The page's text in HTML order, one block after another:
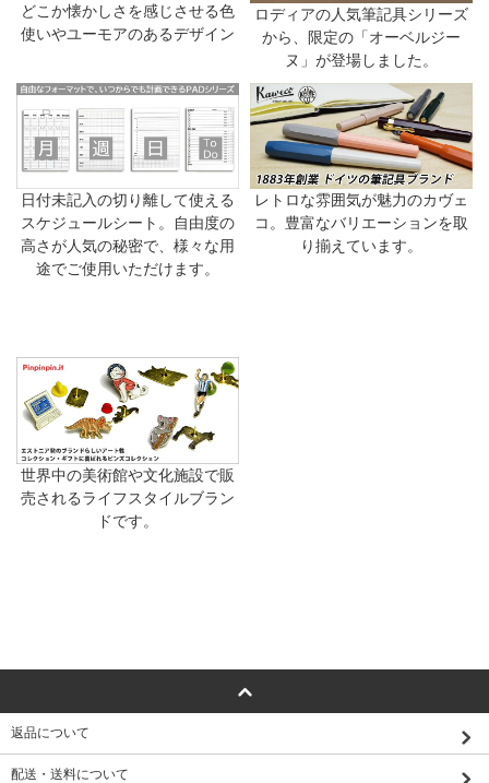
どこか懐かしさを感じさせる色
使いやユーモアのあるデザイン
ロディアの人気筆記具シリーズ
から、限定の「オーベルジー
ヌ」が登場しました。
日付未記入の切り離して使える
スケジュールシート。自由度の
高さが人気の秘密で、様々な用
途でご使用いただけます。
レトロな雰囲気が魅力のカヴェ
コ。豊富なバリエーションを取
り揃えています。
世界中の美術館や文化施設で販
売されるライフスタイルブラン
ドです。
返品について
配送・送料について